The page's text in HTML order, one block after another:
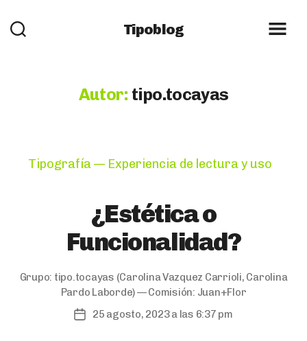
Tipoblog
Autor: tipo.tocayas
Categories
Tipografía — Experiencia de lectura y uso
¿Estética o
Funcionalidad?
Grupo: tipo.tocayas (Carolina Vazquez Carrioli, Carolina
Pardo Laborde) — Comisión: Juan+Flor
Post25 agosto, 2023 a las 6:37 pm